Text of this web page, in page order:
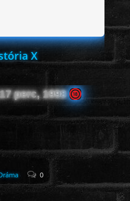
X
perc, 1998
0